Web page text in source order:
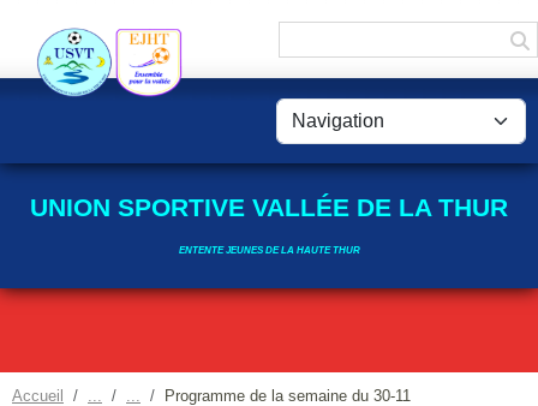
UNION SPORTIVE VALLÉE DE LA THUR
ENTENTE JEUNES DE LA HAUTE THUR
Accueil Programme de la semaine du 30-11